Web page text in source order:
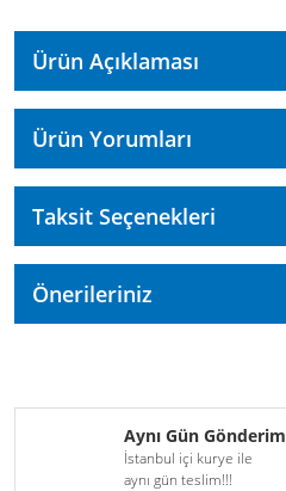
Ürün Açıklaması
Ürün Yorumları
Taksit Seçenekleri
Önerileriniz
Aynı Gün Gönderim
İstanbul içi kurye ile
aynı gün teslim!!!